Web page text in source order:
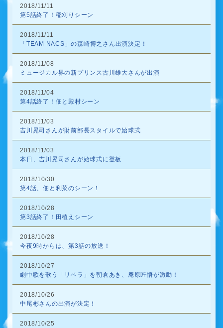
2018/11/11
第5話終了！稲刈りシーン
2018/11/11
「TEAM NACS」の森崎博之さん出演決定！
2018/11/08
ミュージカル界の新プリンス古川雄大さんが出演
2018/11/04
第4話終了！佃と殿村シーン
2018/11/03
吉川晃司さんが財前部長スタイルで始球式
2018/11/03
本日、吉川晃司さんが始球式に登板
2018/10/30
第4話、佃と利菜のシーン！
2018/10/28
第3話終了！田植えシーン
2018/10/28
今夜9時からは、第3話の放送！
2018/10/27
劇中歌を歌う「リベラ」を朝倉あき、庵原匠悟が激励！
2018/10/26
中尾彬さんの出演が決定！
2018/10/25